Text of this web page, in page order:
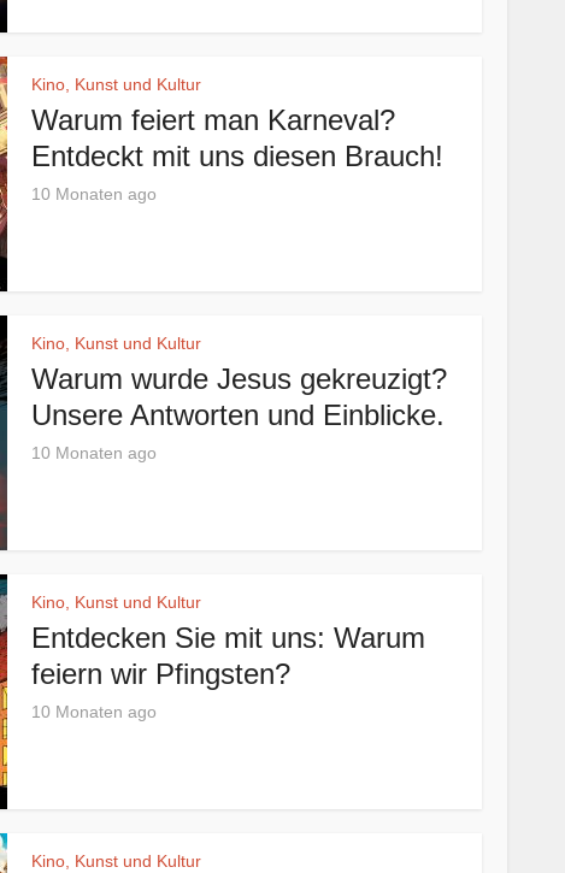
Kino, Kunst und Kultur
Warum feiert man Karneval?
Entdeckt mit uns diesen Brauch!
10 Monaten ago
Kino, Kunst und Kultur
Warum wurde Jesus gekreuzigt?
Unsere Antworten und Einblicke.
10 Monaten ago
Kino, Kunst und Kultur
Entdecken Sie mit uns: Warum
feiern wir Pfingsten?
10 Monaten ago
Kino, Kunst und Kultur